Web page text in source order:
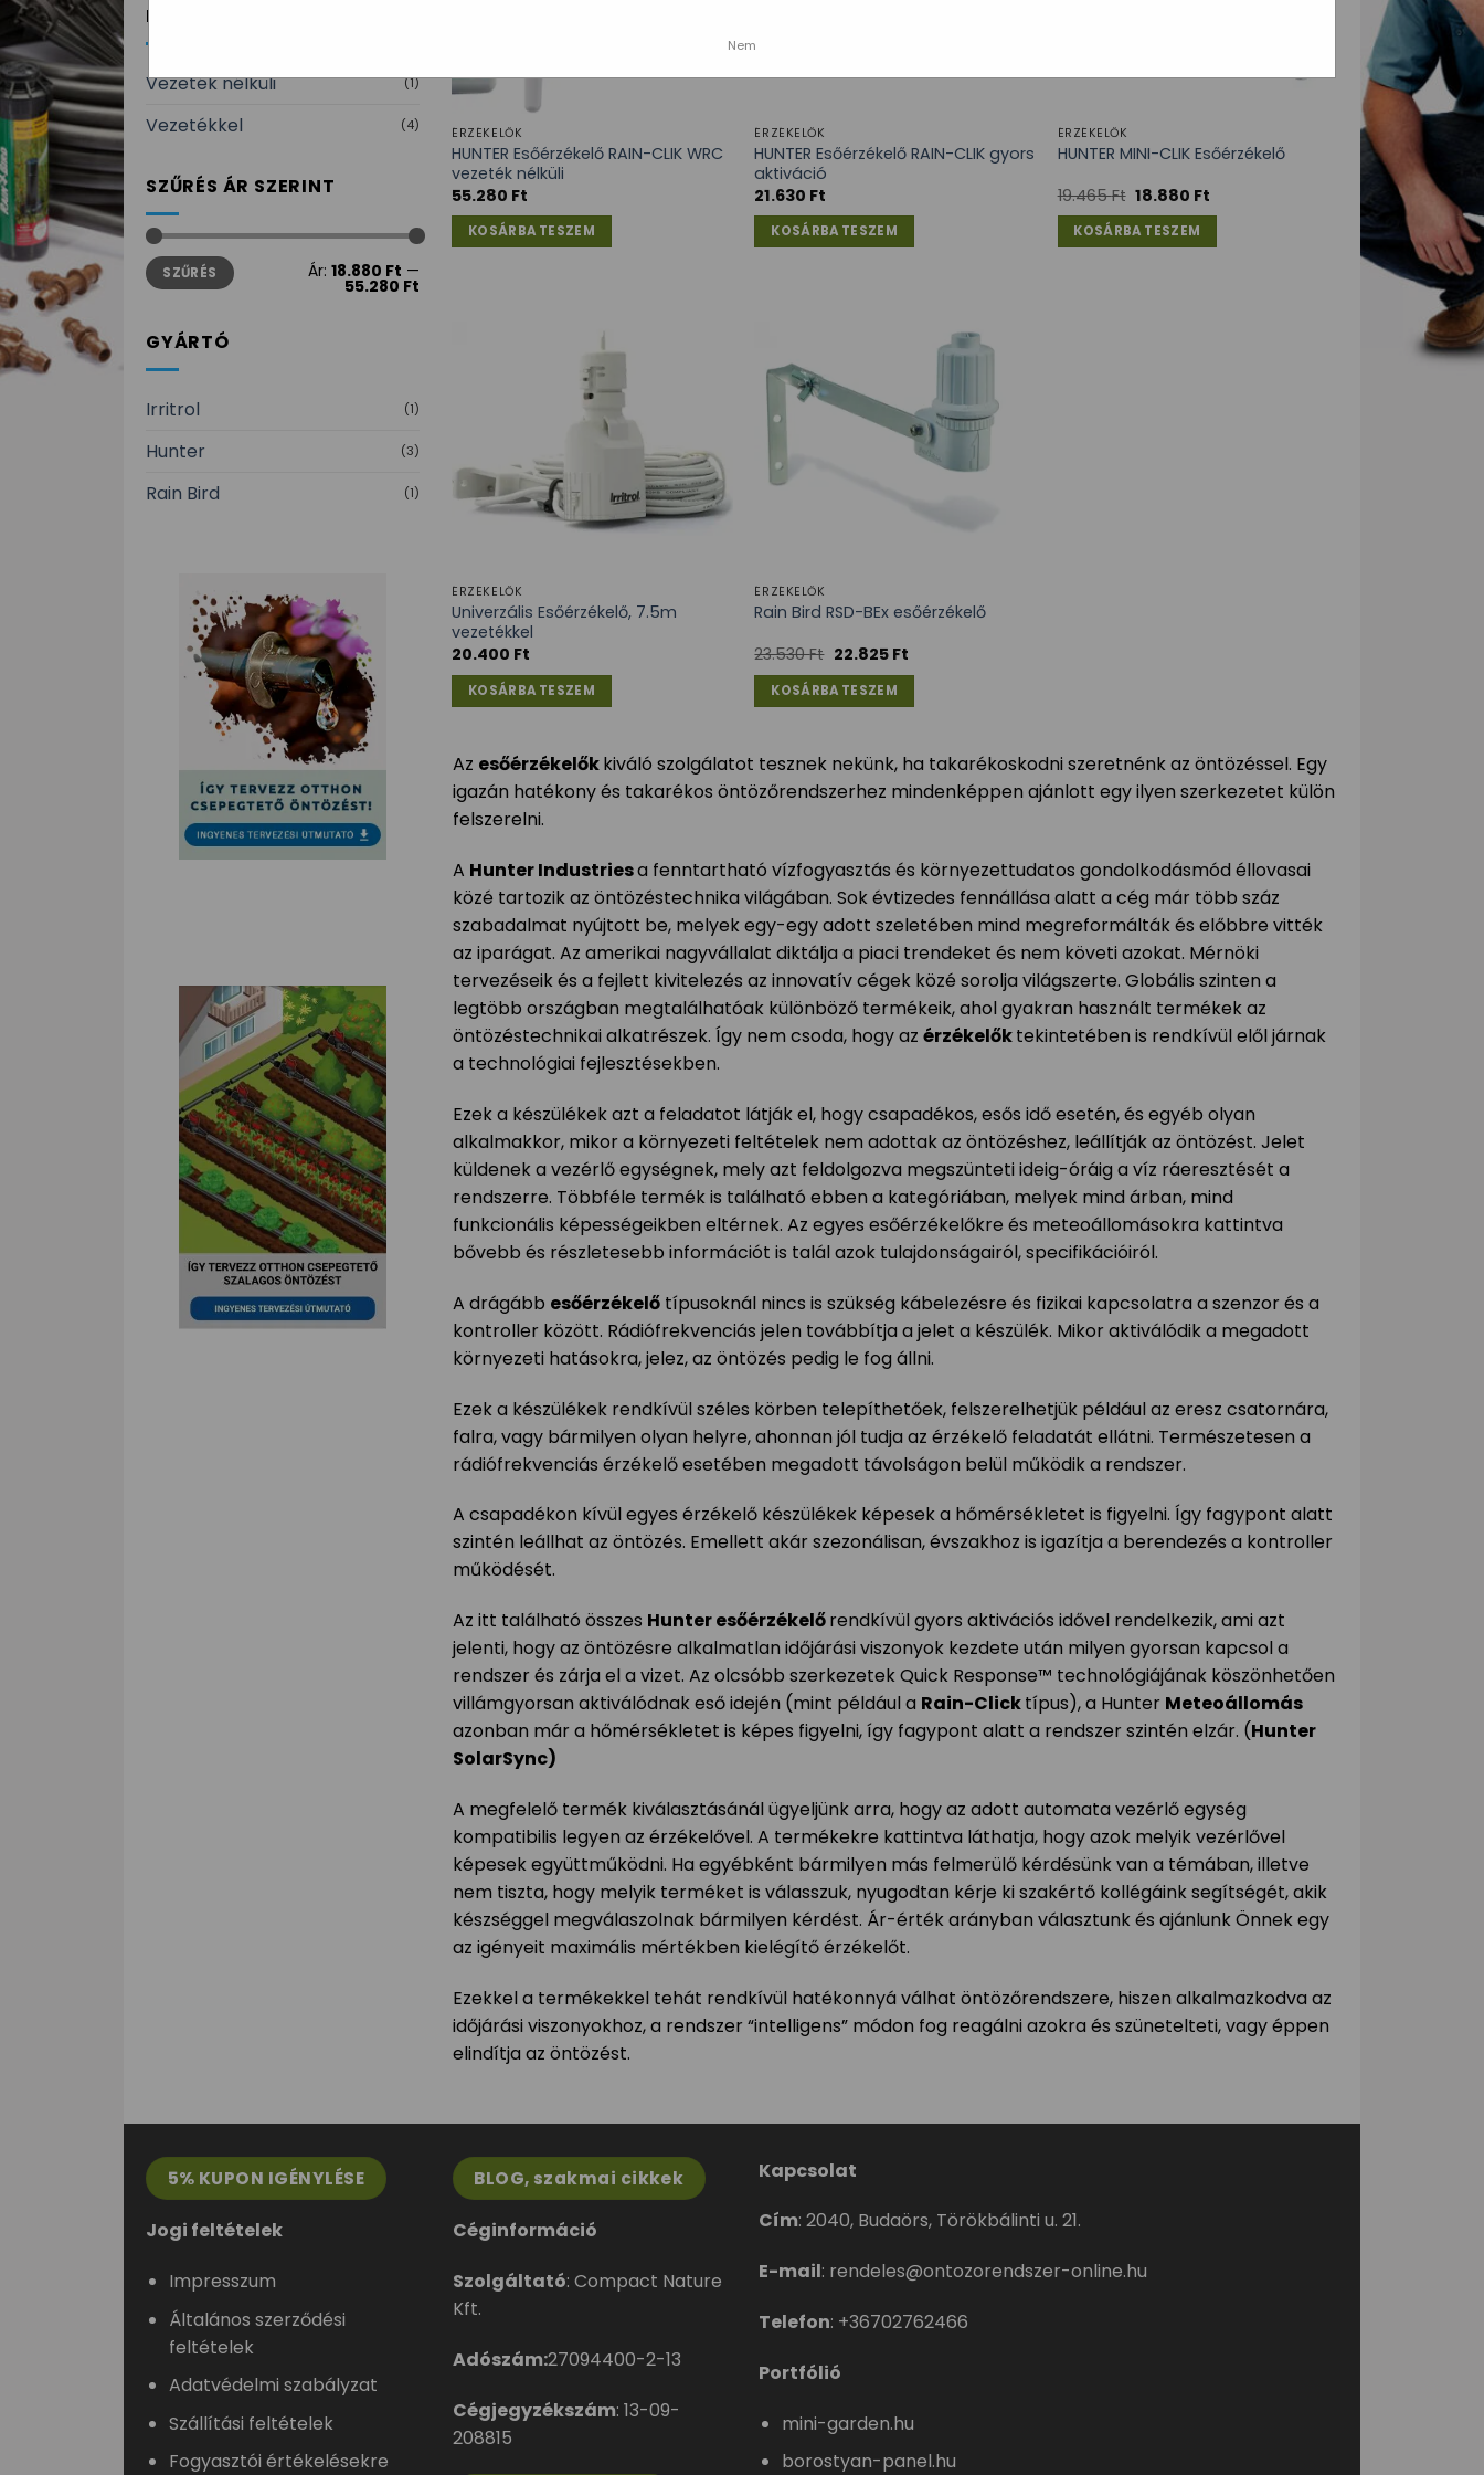
Nem
BEKÖTÉS
Vezeték nélküli (1)
Vezetékkel (4)
SZŰRÉS ÁR SZERINT
Min
ár
Max
ár SZŰRÉS Ár: 18.880 Ft —
55.280 Ft
GYÁRTÓ
Irritrol (1)
Hunter (3)
Rain Bird (1)
ÉRZÉKELŐK
HUNTER Esőérzékelő RAIN-CLIK WRC
vezeték nélküli
55.280 Ft
KOSÁRBA TESZEM
ÉRZÉKELŐK
HUNTER Esőérzékelő RAIN-CLIK gyors
aktiváció
21.630 Ft
KOSÁRBA TESZEM
ÉRZÉKELŐK
HUNTER MINI-CLIK Esőérzékelő
19.465Ft 18.880 Ft
KOSÁRBA TESZEM
ÉRZÉKELŐK
Univerzális Esőérzékelő, 7.5m
vezetékkel
20.400 Ft
KOSÁRBA TESZEM
ÉRZÉKELŐK
Rain Bird RSD-BEx esőérzékelő
23.530Ft 22.825 Ft
KOSÁRBA TESZEM
Az esőérzékelőkkiváló szolgálatot tesznek nekünk, ha takarékoskodni szeretnénk az öntözéssel. Egy
igazán hatékony és takarékos öntözőrendszerhez mindenképpen ajánlott egy ilyen szerkezetet külön
felszerelni.
A Hunter Industriesa fenntartható vízfogyasztás és környezettudatos gondolkodásmód éllovasai
közé tartozik az öntözéstechnika világában. Sok évtizedes fennállása alatt a cég már több száz
szabadalmat nyújtott be, melyek egy-egy adott szeletében mind megreformálták és előbbre vitték
az iparágat. Az amerikai nagyvállalat diktálja a piaci trendeket és nem követi azokat. Mérnöki
tervezéseik és a fejlett kivitelezés az innovatív cégek közé sorolja világszerte. Globális szinten a
legtöbb országban megtalálhatóak különböző termékeik, ahol gyakran használt termékek az
öntözéstechnikai alkatrészek. Így nem csoda, hogy az érzékelőktekintetében is rendkívül elől járnak
a technológiai fejlesztésekben.
Ezek a készülékek azt a feladatot látják el, hogy csapadékos, esős idő esetén, és egyéb olyan
alkalmakkor, mikor a környezeti feltételek nem adottak az öntözéshez, leállítják az öntözést. Jelet
küldenek a vezérlő egységnek, mely azt feldolgozva megszünteti ideig-óráig a víz ráeresztését a
rendszerre. Többféle termék is található ebben a kategóriában, melyek mind árban, mind
funkcionális képességeikben eltérnek. Az egyes esőérzékelőkre és meteoállomásokra kattintva
bővebb és részletesebb információt is talál azok tulajdonságairól, specifikációiról.
A drágább esőérzékelőtípusoknál nincs is szükség kábelezésre és fizikai kapcsolatra a szenzor és a
kontroller között. Rádiófrekvenciás jelen továbbítja a jelet a készülék. Mikor aktiválódik a megadott
környezeti hatásokra, jelez, az öntözés pedig le fog állni.
Ezek a készülékek rendkívül széles körben telepíthetőek, felszerelhetjük például az eresz csatornára,
falra, vagy bármilyen olyan helyre, ahonnan jól tudja az érzékelő feladatát ellátni. Természetesen a
rádiófrekvenciás érzékelő esetében megadott távolságon belül működik a rendszer.
A csapadékon kívül egyes érzékelő készülékek képesek a hőmérsékletet is figyelni. Így fagypont alatt
szintén leállhat az öntözés. Emellett akár szezonálisan, évszakhoz is igazítja a berendezés a kontroller
működését.
Az itt található összes Hunter esőérzékelőrendkívül gyors aktivációs idővel rendelkezik, ami azt
jelenti, hogy az öntözésre alkalmatlan időjárási viszonyok kezdete után milyen gyorsan kapcsol a
rendszer és zárja el a vizet. Az olcsóbb szerkezetek Quick Response™ technológiájának köszönhetően
villámgyorsan aktiválódnak eső idején (mint például a Rain-Clicktípus), a Hunter Meteoállomás
azonban már a hőmérsékletet is képes figyelni, így fagypont alatt a rendszer szintén elzár. (Hunter
SolarSync)
A megfelelő termék kiválasztásánál ügyeljünk arra, hogy az adott automata vezérlő egység
kompatibilis legyen az érzékelővel. A termékekre kattintva láthatja, hogy azok melyik vezérlővel
képesek együttműködni. Ha egyébként bármilyen más felmerülő kérdésünk van a témában, illetve
nem tiszta, hogy melyik terméket is válasszuk, nyugodtan kérje ki szakértő kollégáink segítségét, akik
készséggel megválaszolnak bármilyen kérdést. Ár-érték arányban választunk és ajánlunk Önnek egy
az igényeit maximális mértékben kielégítő érzékelőt.
Ezekkel a termékekkel tehát rendkívül hatékonnyá válhat öntözőrendszere, hiszen alkalmazkodva az
időjárási viszonyokhoz, a rendszer “intelligens” módon fog reagálni azokra és szünetelteti, vagy éppen
elindítja az öntözést.
5% KUPON IGÉNYLÉSE
Jogi feltételek
Impresszum
Általános szerződési
feltételek
Adatvédelmi szabályzat
Szállítási feltételek
Fogyasztói értékelésekre
BLOG, szakmai cikkek
Céginformáció
Szolgáltató: Compact Nature
Kft.
Adószám:27094400-2-13
Cégjegyzékszám: 13-09-
208815
Kapcsolat
Cím: 2040, Budaörs, Törökbálinti u. 21.
E-mail: rendeles@ontozorendszer-online.hu
Telefon: +36702762466
Portfólió
mini-garden.hu
borostyan-panel.hu